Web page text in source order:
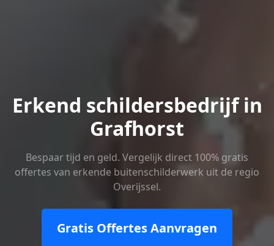
Erkend schildersbedrijf in
Grafhorst
Bespaar tijd en geld. Vergelijk direct 100% gratis
offertes van erkende buitenschilderwerk uit de regio
Overijssel.
Gratis Offertes Aanvragen